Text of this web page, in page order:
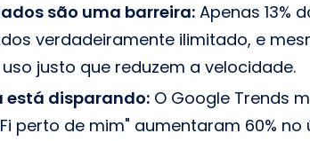
são uma barreira: Apenas 13%
verdadeiramente ilimitado, e
justo que reduzem a velocidade.
está disparando: O Google Trends
perto de mim" aumentaram 60%